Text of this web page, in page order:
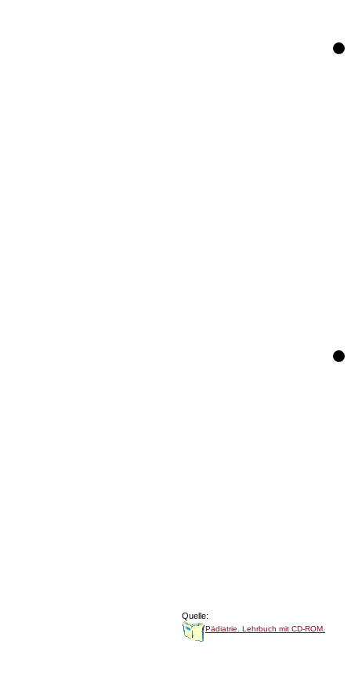
Quelle:
Pädiatrie. Lehrbuch mit CD-ROM.